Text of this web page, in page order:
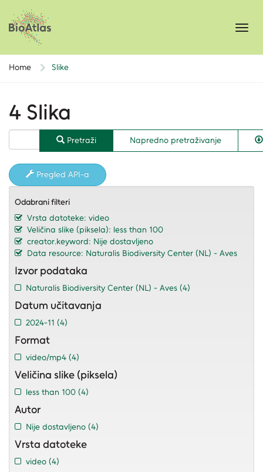
Home Slike
4 Slika
Pretraži Napredno pretraživanje
Pregled API-a
Odabrani filteri
Vrsta datoteke: video
Veličina slike (piksela): less than 100
creator.keyword: Nije dostavljeno
Data resource: Naturalis Biodiversity Center (NL) - Aves
Izvor podataka
Naturalis Biodiversity Center (NL) - Aves (4)
Datum učitavanja
2024-11 (4)
Format
video/mp4 (4)
Veličina slike (piksela)
less than 100 (4)
Autor
Nije dostavljeno (4)
Vrsta datoteke
video (4)